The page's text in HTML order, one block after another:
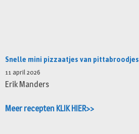
Snelle mini pizzaatjes van pittabroodjes
11 april 2026
Erik Manders
Meer recepten KLIK HIER>>